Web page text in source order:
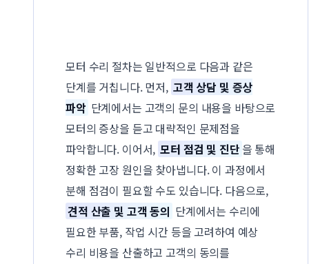
모터 수리 절차는 일반적으로 다음과 같은
단계를 거칩니다. 먼저, 고객 상담 및 증상
파악 단계에서는 고객의 문의 내용을 바탕으로
모터의 증상을 듣고 대략적인 문제점을
파악합니다. 이어서, 모터 점검 및 진단 을 통해
정확한 고장 원인을 찾아냅니다. 이 과정에서
분해 점검이 필요할 수도 있습니다. 다음으로,
견적 산출 및 고객 동의 단계에서는 수리에
필요한 부품, 작업 시간 등을 고려하여 예상
수리 비용을 산출하고 고객의 동의를